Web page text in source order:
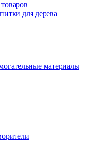
для дерева
материалы